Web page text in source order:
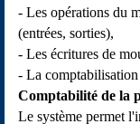
- Les opérations du
(entrées, sorties),
- Les écritures de
- La comptabilisation
Comptabilité de la
Le système permet